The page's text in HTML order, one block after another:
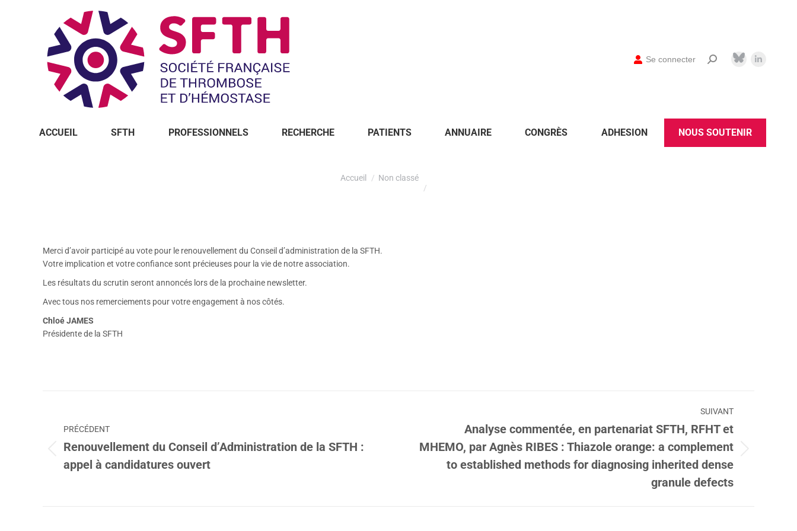
Se connecter
ACCUEIL SFTH PROFESSIONNELS RECHERCHE PATIENTS ANNUAIRE CONGRÈS ADHESION NOUS SOUTENIR
Accueil Non classé
Merci d’avoir participé au vote pour le renouvellement du Conseil d’administration de la SFTH.
Votre implication et votre confiance sont précieuses pour la vie de notre association.
Les résultats du scrutin seront annoncés lors de la prochaine newsletter.
Avec tous nos remerciements pour votre engagement à nos côtés.
Chloé JAMES
Présidente de la SFTH
article
PRÉCÉDENT
Article
précédent
Renouvellement du Conseil d’Administration de la SFTH :
appel à candidatures ouvert
SUIVANT
Article
Analyse commentée, en partenariat SFTH, RFHT et
MHEMO, par Agnès RIBES : Thiazole orange: a complement
to established methods for diagnosing inherited dense
granule defects